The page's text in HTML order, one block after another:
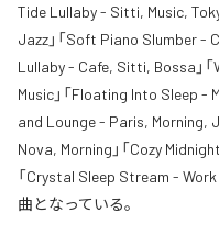
Tide Lullaby - Sitti, Music,
Jazz」「Soft Piano Slumber -
Lullaby - Cafe, Sitti, Bossa」
Music」「Floating Into Sleep -
and Lounge - Paris, Morning,
Nova, Morning」「Cozy
「Crystal Sleep Stream -
曲となっている。